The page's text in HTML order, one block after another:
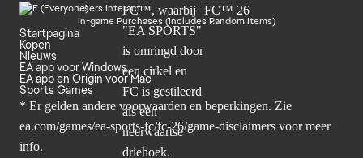
Users Interact
In-game Purchases (Includes Random Items)
Startpagina
Kopen
Nieuws
EA app voor Windows
EA app en Origin voor Mac
Sports Games
* Er gelden andere voorwaarden en beperkingen. Zie
ea.com/games/ea-sports-fc/fc-26/game-disclaimers voor meer
info.